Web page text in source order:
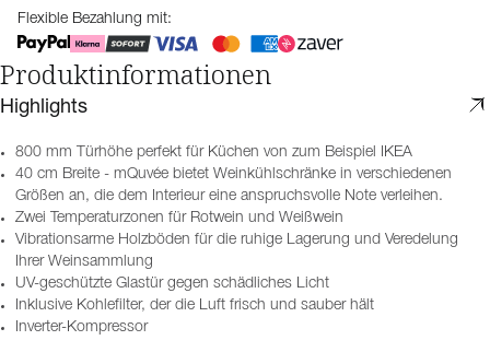
Flexible Bezahlung mit:
Produktinformationen
Highlights
800 mm Türhöhe perfekt für Küchen von zum Beispiel IKEA
40 cm Breite - mQuvée bietet Weinkühlschränke in verschiedenen
Größen an, die dem Interieur eine anspruchsvolle Note verleihen.
Zwei Temperaturzonen für Rotwein und Weißwein
Vibrationsarme Holzböden für die ruhige Lagerung und Veredelung
Ihrer Weinsammlung
UV-geschützte Glastür gegen schädliches Licht
Inklusive Kohlefilter, der die Luft frisch und sauber hält
Inverter-Kompressor